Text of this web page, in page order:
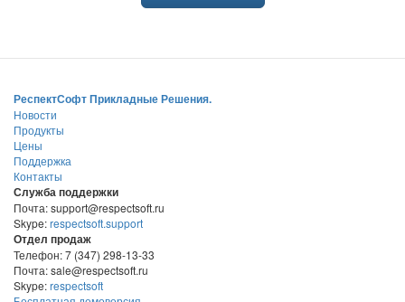
РеспектСофт Прикладные Решения.
Новости
Продукты
Цены
Поддержка
Контакты
Служба поддержки
Почта: support@respectsoft.ru
Skype:respectsoft.support
Отдел продаж
Телефон: 7 (347) 298-13-33
Почта: sale@respectsoft.ru
Skype:respectsoft